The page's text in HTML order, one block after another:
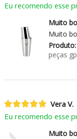
Eu recomendo esse
Muito
Muito
Produto:
peças
Vera V.
Eu recomendo esse
Muito